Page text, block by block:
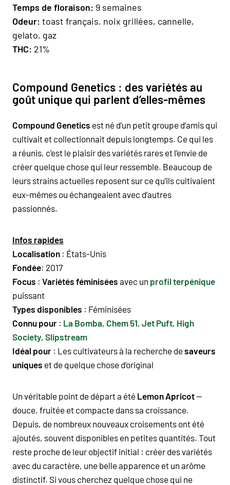
Temps de floraison: 9 semaines
Odeur: toast français, noix grillées, cannelle,
gelato, gaz
THC: 21%
Compound Genetics : des variétés au
goût unique qui parlent d’elles-mêmes
Compound Genetics est né d’un petit groupe d’amis qui
cultivait et collectionnait depuis longtemps. Ce qui les
a réunis, c’est le plaisir des variétés rares et l’envie de
créer quelque chose qui leur ressemble. Beaucoup de
leurs strains actuelles reposent sur ce qu’ils cultivaient
eux-mêmes ou échangeaient avec d’autres
passionnés.
Infos rapides
Localisation : États-Unis
Fondée: 2017
Focus : Variétés féminisées avec un profil terpénique
puissant
Types disponibles : Féminisées
Connu pour : La Bomba, Chem 51, Jet Puft, High
Society, Slipstream
Idéal pour : Les cultivateurs à la recherche desaveurs
uniques et de quelque chose d’original
Un véritable point de départ a été Lemon Apricot—
douce, fruitée et compacte dans sa croissance.
Depuis, de nombreux nouveaux croisements ont été
ajoutés, souvent disponibles en petites quantités. Tout
reste proche de leur objectif initial : créer des variétés
avec du caractère, une belle apparence et un arôme
distinctif. Si vous cherchez quelque chose qui ne